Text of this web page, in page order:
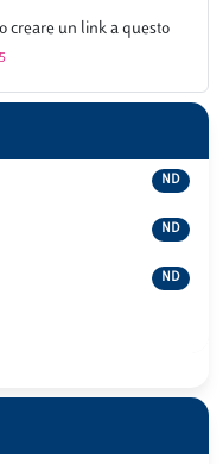
creare un link a questo
ND
ND
ND